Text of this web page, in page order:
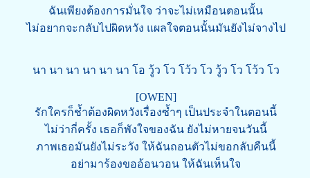
ฉันเพียงต้องการมั่นใจ ว่าจะไม่เหมือนตอนนั้น
ไม่อยากจะกลับไปผิดหวัง แผลใจตอนนั้นมันยังไม่จางไป
นา นา นา นา นา นา โอ วู้ว โว โว้ว โว วู้ว โว โว้ว โว
[OWEN]
รักใครก็ช้ำต้องผิดหวังเรื่องซ้ำๆ เป็นประจำในตอนนี้
ไม่ว่ากี่ครั้ง เธอก็พังใจของฉัน ยังไม่หายจนวันนี้
ภาพเธอมันยังไม่ระวัง ให้ฉันถอนตัวไม่ขอกลับคืนนี้
อย่ามาร้องขออ้อนวอน ให้ฉันเห็นใจ